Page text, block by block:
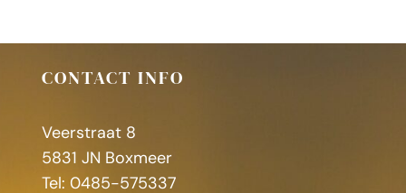
CONTACT INFO
Veerstraat 8
5831 JN Boxmeer
Tel: 0485-575337